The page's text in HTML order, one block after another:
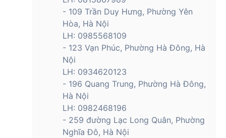
- 109 Trần Duy Hưng, Phường Yên
Hòa, Hà Nội
LH: 0985568109
- 123 Vạn Phúc, Phường Hà Đông, Hà
Nội
LH: 0934620123
- 196 Quang Trung, Phường Hà Đông,
Hà Nội
LH: 0982468196
- 259 đường Lạc Long Quân, Phường
Nghĩa Đô, Hà Nội